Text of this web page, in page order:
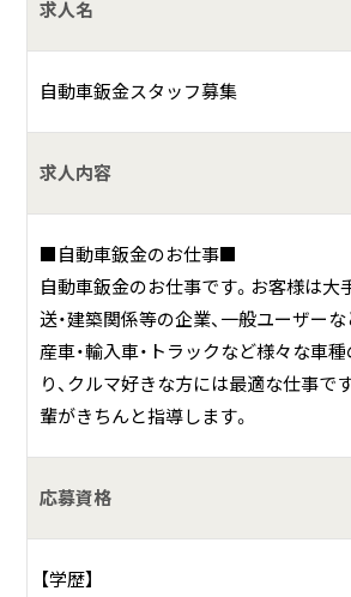
大切にしています。
1人でも多くのお客様に喜んでいただく
ッフも幸せであることこそが、良い仕事
られる職場環境づくりを進めており、ワ
を大切にしている会社です。
■全日本ロータス同友会加盟店・関東運
定工場・東京海上日動指定工場・ソニー
険ジャパン指定工場・チューリッヒ指定
求人名
自動車鈑金スタッフ募集
求人内容
■自動車鈑金のお仕事■
自動車鈑金のお仕事です。お客様は大
送・建築関係等の企業、一般ユーザー
産車・輸入車・トラックなど様々な車
り、クルマ好きな方には最適な仕事で
輩がきちんと指導します。
応募資格
【学歴】